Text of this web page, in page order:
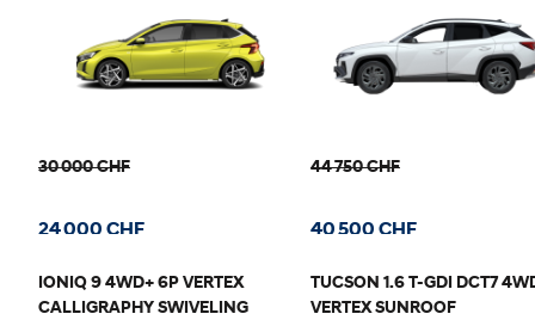
30 000 CHF
24 000 CHF
44 750 CHF
40 500 CHF
IONIQ 9 4WD+ 6P VERTEX
CALLIGRAPHY SWIVELING
TUCSON 1.6 T-GDI DCT7
VERTEX SUNROOF